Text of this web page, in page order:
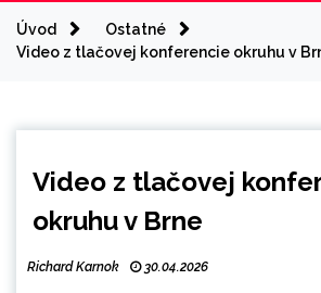
Úvod
Ostatné
Video z tlačovej konferencie okruhu v
Video z tlačovej
okruhu v Brne
Richard Karnok 30.04.2026